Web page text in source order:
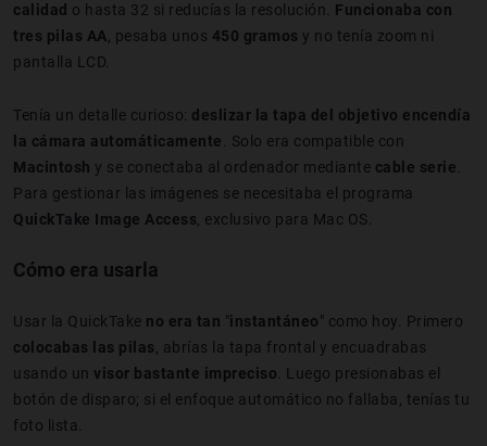
calidad o hasta 32 si reducías la resolución. Funcionaba con
tres pilas AA, pesaba unos 450 gramos y no tenía zoom ni
pantalla LCD.
Tenía un detalle curioso: deslizar la tapa del objetivo encendía
la cámara automáticamente. Solo era compatible con
Macintosh y se conectaba al ordenador mediante cable serie.
Para gestionar las imágenes se necesitaba el programa
QuickTake Image Access, exclusivo para Mac OS.
Cómo era usarla
Usar la QuickTake no era tan "instantáneo" como hoy. Primero
colocabas las pilas, abrías la tapa frontal y encuadrabas
usando un visor bastante impreciso. Luego presionabas el
botón de disparo; si el enfoque automático no fallaba, tenías tu
foto lista.